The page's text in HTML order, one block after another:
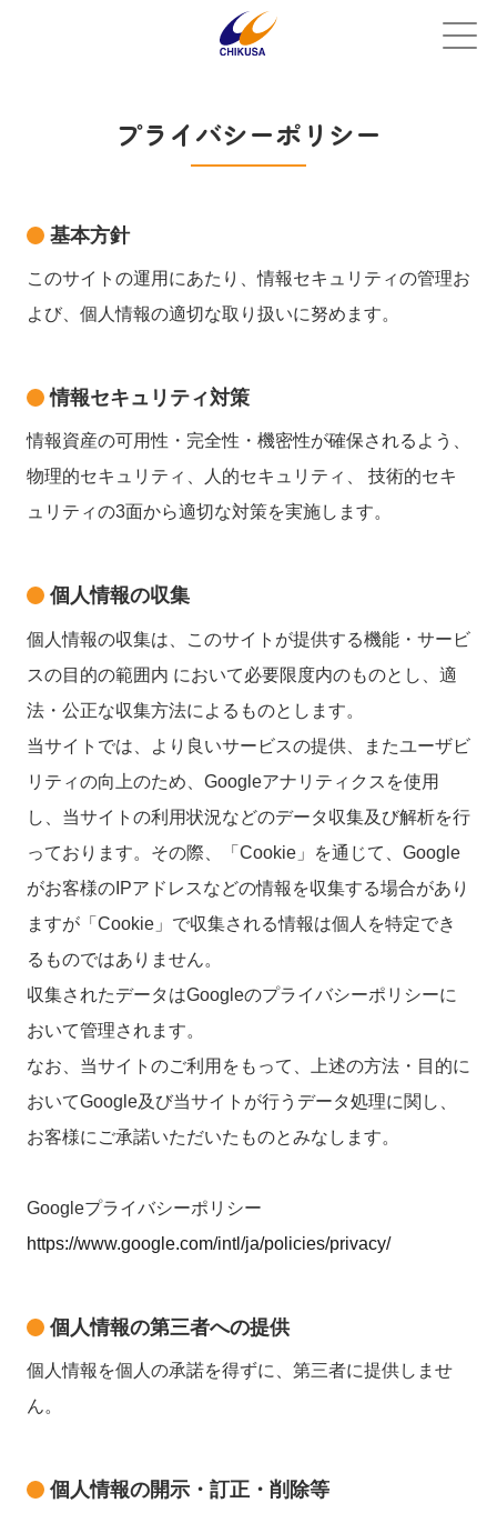
プライバシーポリシー
基本方針
このサイトの運用にあたり、情報セキュリティの管理お
よび、個人情報の適切な取り扱いに努めます。
情報セキュリティ対策
情報資産の可用性・完全性・機密性が確保されるよう、
物理的セキュリティ、人的セキュリティ、 技術的セキ
ュリティの3面から適切な対策を実施します。
個人情報の収集
個人情報の収集は、このサイトが提供する機能・サービ
スの目的の範囲内 において必要限度内のものとし、適
法・公正な収集方法によるものとします。
当サイトでは、より良いサービスの提供、またユーザビ
リティの向上のため、Googleアナリティクスを使用
し、当サイトの利用状況などのデータ収集及び解析を行
っております。その際、「Cookie」を通じて、Google
がお客様のIPアドレスなどの情報を収集する場合があり
ますが「Cookie」で収集される情報は個人を特定でき
るものではありません。
収集されたデータはGoogleのプライバシーポリシーに
おいて管理されます。
なお、当サイトのご利用をもって、上述の方法・目的に
おいてGoogle及び当サイトが行うデータ処理に関し、
お客様にご承諾いただいたものとみなします。
Googleプライバシーポリシー
https://www.google.com/intl/ja/policies/privacy/
個人情報の第三者への提供
個人情報を個人の承諾を得ずに、第三者に提供しませ
ん。
個人情報の開示・訂正・削除等